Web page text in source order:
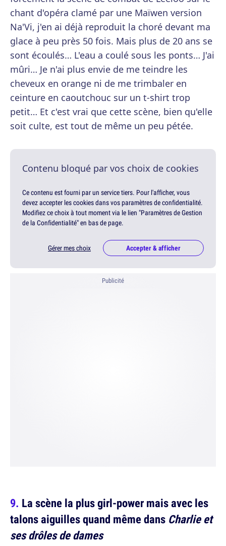
chant d'opéra clamé par une Maïwen version
Na'Vi, j'en ai déjà reproduit la choré devant ma
glace à peu près 50 fois. Mais plus de 20 ans se
sont écoulés… L'eau a coulé sous les ponts… J'ai
mûri… Je n'ai plus envie de me teindre les
cheveux en orange ni de me trimbaler en
ceinture en caoutchouc sur un t-shirt trop
petit… Et c'est vrai que cette scène, bien qu'elle
soit culte, est tout de même un peu pétée.
Contenu bloqué par vos choix de cookies
Ce contenu est fourni par un service tiers. Pour l'afficher, vous
devez accepter les cookies dans vos paramètres de confidentialité.
Modifiez ce choix à tout moment via le lien "Paramètres de Gestion
de la Confidentialité" en bas de page.
Gérer mes choix Accepter & afficher
Publicité
La scène la plus girl-power mais avec les
talons aiguilles quand même dans Charlie et
ses drôles de dames